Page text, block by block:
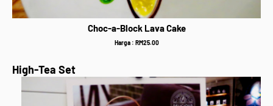
Choc-a-Block Lava Cake
Harga : RM25.00
High-Tea Set